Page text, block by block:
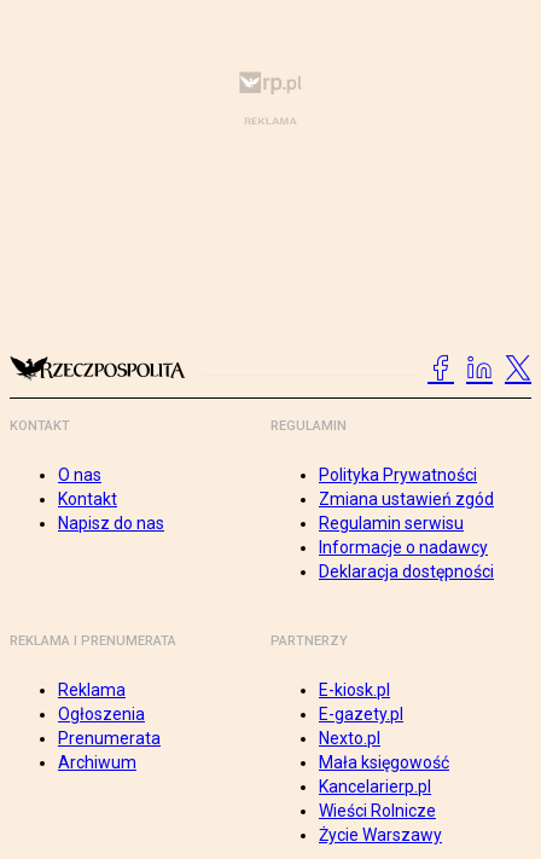
KONTAKT
O nas
Kontakt
Napisz do nas
REGULAMIN
Polityka Prywatności
Zmiana ustawień zgód
Regulamin serwisu
Informacje o nadawcy
Deklaracja dostępności
REKLAMA I PRENUMERATA
Reklama
Ogłoszenia
Prenumerata
Archiwum
PARTNERZY
E-kiosk.pl
E-gazety.pl
Nexto.pl
Mała księgowość
Kancelarierp.pl
Wieści Rolnicze
Życie Warszawy